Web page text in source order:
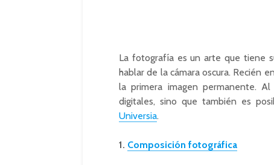
La fotografía es un arte que tiene
hablar de la cámara oscura. Recién
la primera imagen permanente.
digitales, sino que también es
Universia.
1. Composición fotográfica